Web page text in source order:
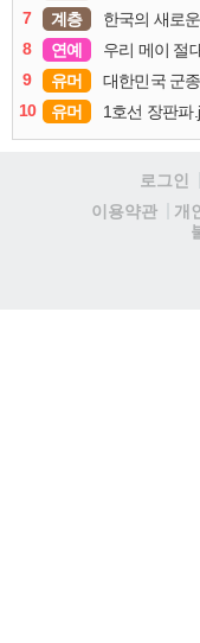
7
계층 한국의 새로
8
연예 우리 메이 절
9
유머 대한민국 군
10
유머 1호선 장판파
로그인
이용약관
개